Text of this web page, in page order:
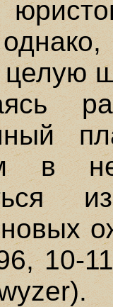
целую
в
10-